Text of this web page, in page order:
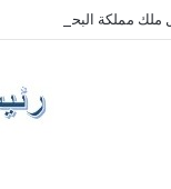
مملكة البحرين الشقيقة